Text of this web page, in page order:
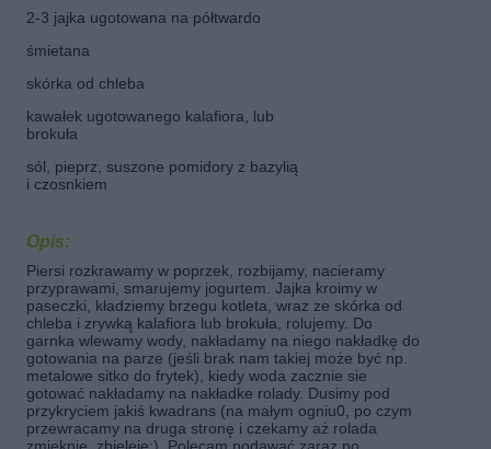
2-3 jajka ugotowana na półtwardo
śmietana
skórka od chleba
kawałek ugotowanego kalafiora, lub
brokuła
sól, pieprz, suszone pomidory z bazylią
i czosnkiem
Opis:
Piersi rozkrawamy w poprzek, rozbijamy, nacieramy
przyprawami, smarujemy jogurtem. Jajka kroimy w
paseczki, kładziemy brzegu kotleta, wraz ze skórka od
chleba i zrywką kalafiora lub brokuła, rolujemy. Do
garnka wlewamy wody, nakładamy na niego nakładkę do
gotowania na parze (jeśli brak nam takiej może być np.
metalowe sitko do frytek), kiedy woda zacznie sie
gotować nakładamy na nakładke rolady. Dusimy pod
przykryciem jakiś kwadrans (na małym ogniu0, po czym
przewracamy na druga stronę i czekamy aż rolada